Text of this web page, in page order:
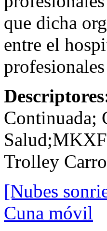
que dicha
entre el
Continuada;
Trolley
[Nubes
Cuna móvil